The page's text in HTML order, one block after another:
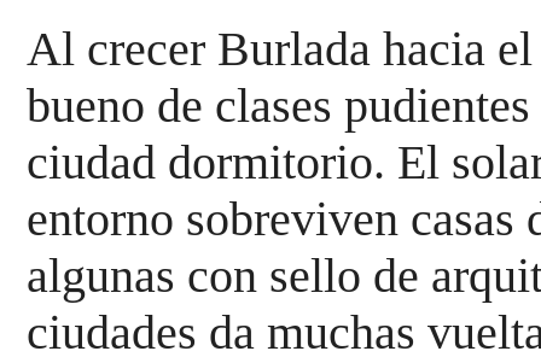
Al crecer Burlada hacia
bueno de clases
ciudad dormitorio. El
entorno sobreviven casas
algunas con sello de
ciudades da muchas